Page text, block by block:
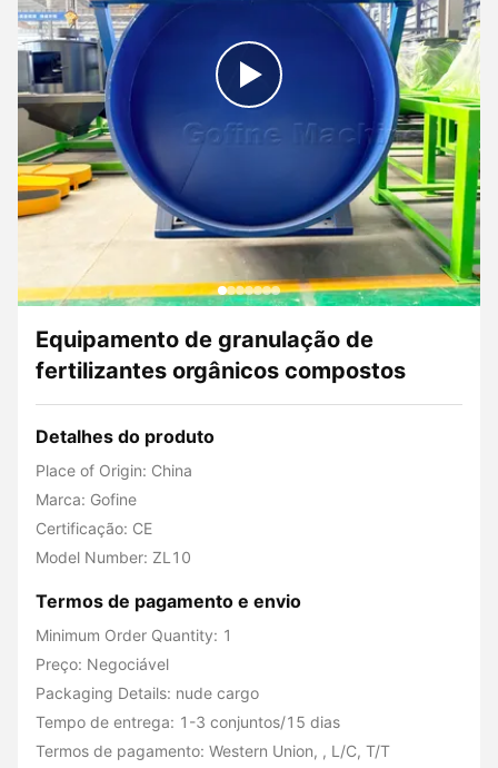
Equipamento de granulação de
fertilizantes orgânicos compostos
Detalhes do produto
Place of Origin: China
Marca: Gofine
Certificação: CE
Model Number: ZL10
Termos de pagamento e envio
Minimum Order Quantity: 1
Preço: Negociável
Packaging Details: nude cargo
Tempo de entrega: 1-3 conjuntos/15 dias
Termos de pagamento: Western Union, , L/C, T/T